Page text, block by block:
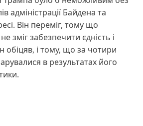
адміністрації Байдена та
Він переміг, тому що
зміг забезпечити єдність і
обіцяв, і тому, що за чотири
в результатах його